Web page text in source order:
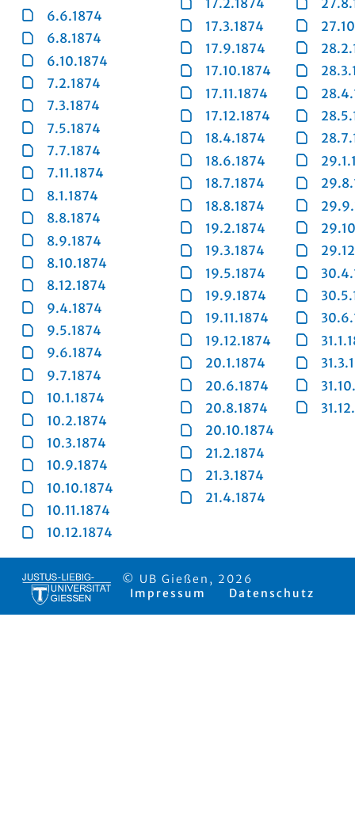
6.6.1874
6.8.1874
6.10.1874
7.2.1874
7.3.1874
7.5.1874
7.7.1874
7.11.1874
8.1.1874
8.8.1874
8.9.1874
8.10.1874
8.12.1874
9.4.1874
9.5.1874
9.6.1874
9.7.1874
10.1.1874
10.2.1874
10.3.1874
10.9.1874
10.10.1874
10.11.1874
10.12.1874
17.2.1874
17.3.1874
17.9.1874
17.10.1874
17.11.1874
17.12.1874
18.4.1874
18.6.1874
18.7.1874
18.8.1874
19.2.1874
19.3.1874
19.5.1874
19.9.1874
19.11.1874
19.12.1874
20.1.1874
20.6.1874
20.8.1874
20.10.1874
21.2.1874
21.3.1874
21.4.1874
© UB Gießen, 2026
Impressum
Datenschutz